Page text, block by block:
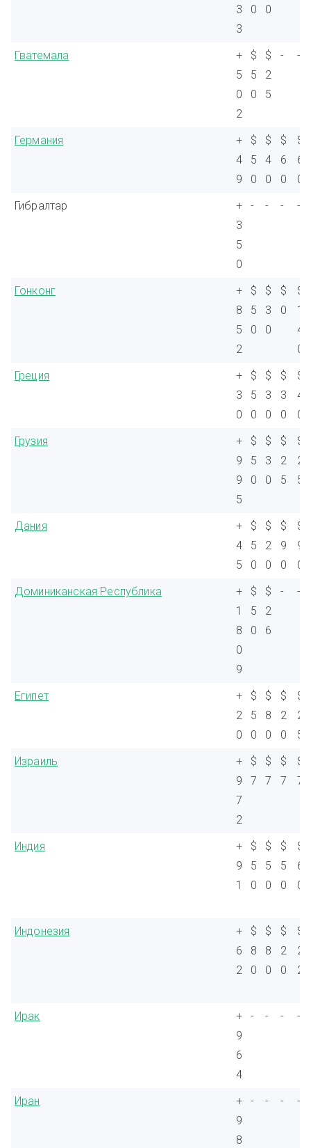
3
3
0 0
Гватемала
+
5
0
2
$
5
0
$
2
5
- -
Германия
+
4
9
$
5
0
$
4
0
$
6
0
$
6
0
Гибралтар
+
3
5
0
- - - -
Гонконг
+
8
5
2
$
5
0
$
3
0
$
0
$
1
4
0
Греция
+
3
0
$
5
0
$
3
0
$
3
0
$
4
0
Грузия
+
9
9
5
$
5
0
$
3
0
$
2
5
$
2
5
Дания
+
4
5
$
5
0
$
2
0
$
9
0
$
9
0
Доминиканская Республика
+
1
8
0
9
$
5
0
$
2
6
- -
Египет
+
2
0
$
5
0
$
8
0
$
2
0
$
2
5
Израиль
+
9
7
2
$
7
$
7
$
7
$
7
Индия
+
9
1
$
5
0
$
5
0
$
5
0
$
6
0
Индонезия
+
6
2
$
8
0
$
8
0
$
2
0
$
2
2
Ирак
+
9
6
4
- - - -
Иран
+
9
8
- - - -